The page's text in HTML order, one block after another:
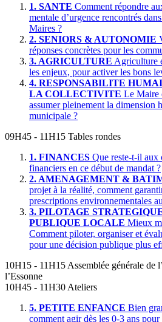
1. SANTE Comment répondre
mentale d’urgence rencontrés
Maires ?
2. SENIORS & AUTONOMIE
réponses concrètes pour les
3. AGRICULTURE Agriculture
les enjeux, pour activer les bons
4. RESPONSABILITE
LA COLLECTIVITE Le Maire
assumer pleinement la dimension
municipale ?
09H45 - 11H15 Tables rondes
1. FINANCES Que reste-t-il aux
financiers en ce début de mandat ?
2. AMENAGEMENT &
projet à la réalité, comment
prescriptions environnementales
3. PILOTAGE
PUBLIQUE LOCALE Mieux
Comment piloter, organiser et
pour une décision publique plus
10H15 - 11H15 Assemblée générale de
l’Essonne
10H45 - 11H30 Ateliers
5. PETITE ENFANCE Bien
comment agir dès les 0-3 ans